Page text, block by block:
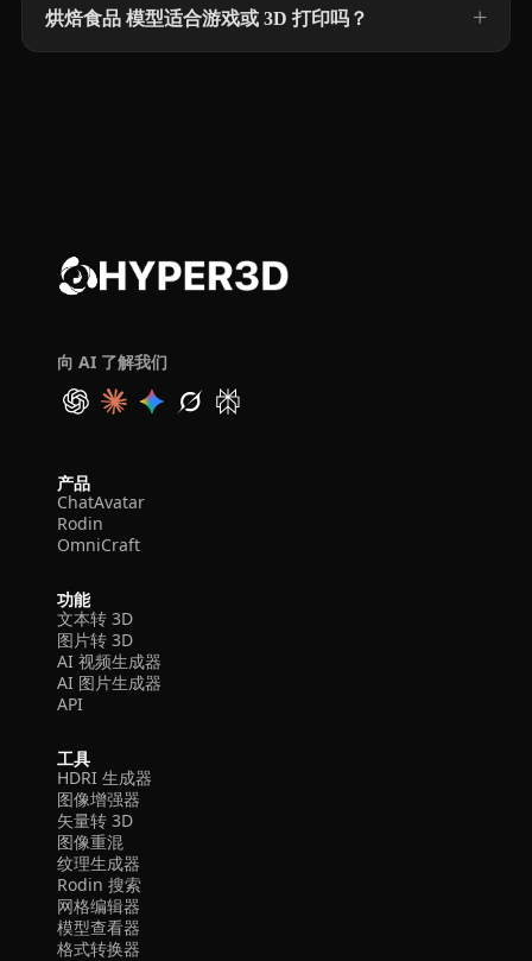
烘焙食品 模型适合游戏或 3D 打印吗？
向 AI 了解我们
产品
ChatAvatar
Rodin
OmniCraft
功能
文本转 3D
图片转 3D
AI 视频生成器
AI 图片生成器
API
工具
HDRI 生成器
图像增强器
矢量转 3D
图像重混
纹理生成器
Rodin 搜索
网格编辑器
模型查看器
格式转换器